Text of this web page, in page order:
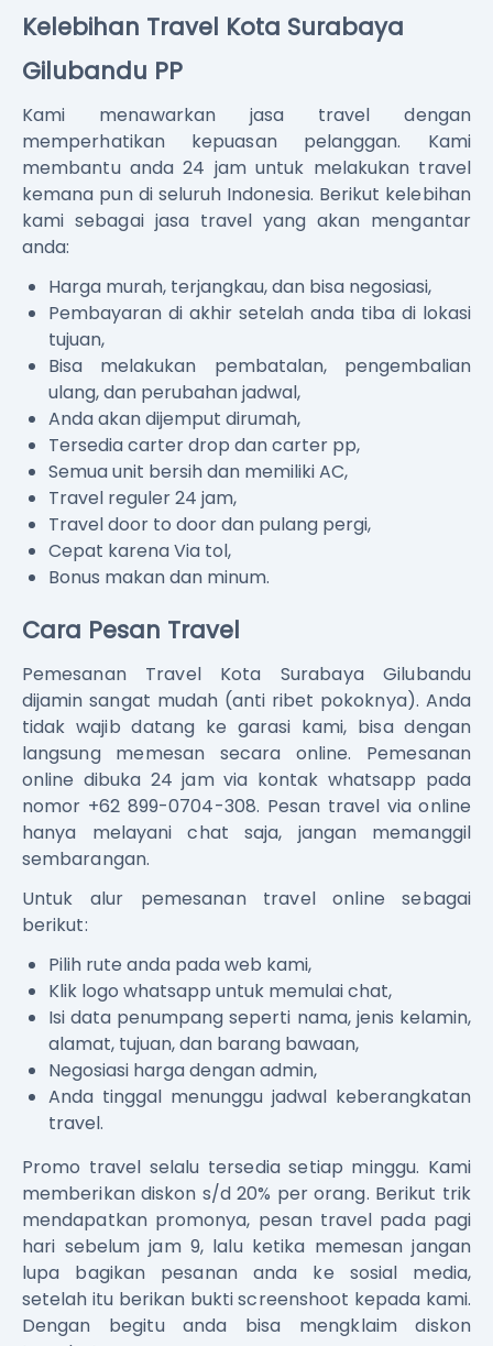
Kelebihan Travel Kota Surabaya
Gilubandu PP
Kami menawarkan jasa travel dengan
memperhatikan kepuasan pelanggan. Kami
membantu anda 24 jam untuk melakukan travel
kemana pun di seluruh Indonesia. Berikut kelebihan
kami sebagai jasa travel yang akan mengantar
anda:
Harga murah, terjangkau, dan bisa negosiasi,
Pembayaran di akhir setelah anda tiba di lokasi
tujuan,
Bisa melakukan pembatalan, pengembalian
ulang, dan perubahan jadwal,
Anda akan dijemput dirumah,
Tersedia carter drop dan carter pp,
Semua unit bersih dan memiliki AC,
Travel reguler 24 jam,
Travel door to door dan pulang pergi,
Cepat karena Via tol,
Bonus makan dan minum.
Cara Pesan Travel
Pemesanan Travel Kota Surabaya Gilubandu
dijamin sangat mudah (anti ribet pokoknya). Anda
tidak wajib datang ke garasi kami, bisa dengan
langsung memesan secara online. Pemesanan
online dibuka 24 jam via kontak whatsapp pada
nomor +62 899-0704-308. Pesan travel via online
hanya melayani chat saja, jangan memanggil
sembarangan.
Untuk alur pemesanan travel online sebagai
berikut:
Pilih rute anda pada web kami,
Klik logo whatsapp untuk memulai chat,
Isi data penumpang seperti nama, jenis kelamin,
alamat, tujuan, dan barang bawaan,
Negosiasi harga dengan admin,
Anda tinggal menunggu jadwal keberangkatan
travel.
Promo travel selalu tersedia setiap minggu. Kami
memberikan diskon s/d 20% per orang. Berikut trik
mendapatkan promonya, pesan travel pada pagi
hari sebelum jam 9, lalu ketika memesan jangan
lupa bagikan pesanan anda ke sosial media,
setelah itu berikan bukti screenshoot kepada kami.
Dengan begitu anda bisa mengklaim diskon